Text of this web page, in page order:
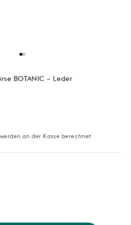
BOTANIC – Leder
werden an der Kasse berechnet